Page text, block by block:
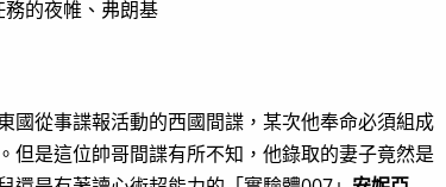
的夜帷、弗朗基
國從事諜報活動的西國間諜，某次他奉命必須組成
但是這位帥哥間諜有所不知，他錄取的妻子竟然是